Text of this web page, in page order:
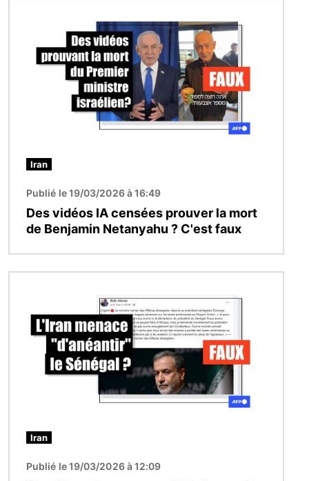
Iran
Publié le 19/03/2026 à 16:49
Des vidéos IA censées prouver la mort
de Benjamin Netanyahu ? C'est faux
Iran
Publié le 19/03/2026 à 12:09